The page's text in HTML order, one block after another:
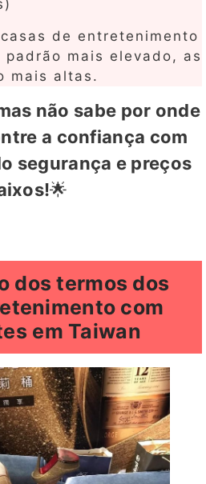
de entretenimento
mais elevado, as
mais altas.
não sabe por onde
a confiança com
segurança e preços
🌟
dos termos dos
com
em Taiwan